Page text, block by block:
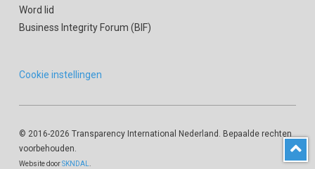
Word lid
Business Integrity Forum (BIF)
Cookie instellingen
© 2016-2026 Transparency International Nederland. Bepaalde rechten
voorbehouden.
Website doorSKNDAL